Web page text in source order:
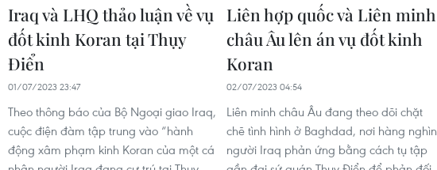
Iraq và LHQ thảo luận về vụ
đốt kinh Koran tại Thụy
Điển
01/07/2023 23:47
Theo thông báo của Bộ Ngoại giao Iraq,
cuộc điện đàm tập trung vào “hành
động xâm phạm kinh Koran của một cá
Liên hợp quốc và Liên minh
châu Âu lên án vụ đốt kinh
Koran
02/07/2023 04:54
Liên minh châu Âu đang theo dõi chặt
chẽ tình hình ở Baghdad, nơi hàng nghìn
người Iraq phản ứng bằng cách tụ tập